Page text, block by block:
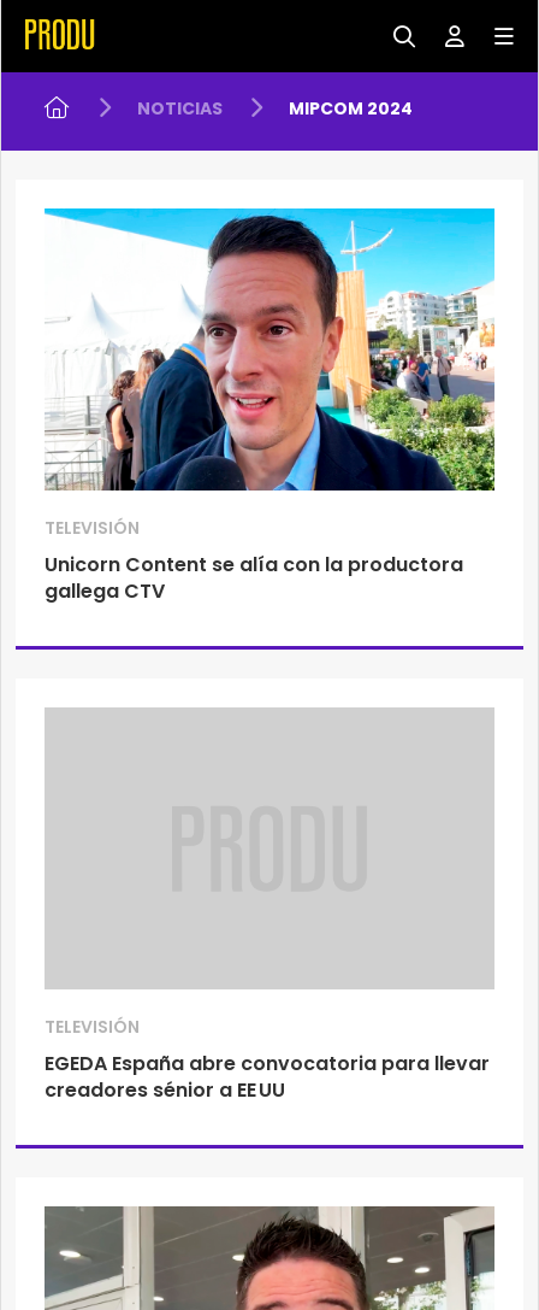
NOTICIAS MIPCOM 2024
TELEVISIÓN
Unicorn Content se alía con la productora
gallega CTV
TELEVISIÓN
EGEDA España abre convocatoria para llevar
creadores sénior a EE UU